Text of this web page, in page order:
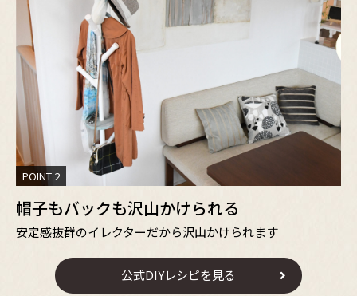
POINT 2
帽子もバックも沢山かけられる
安定感抜群のイレクターだから沢山かけられます
公式DIYレシピを見る